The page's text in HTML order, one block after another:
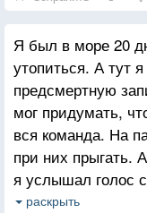
Я был в море 20
утопиться. А тут
предсмертную
мог придумать,
вся команда. На
при них прыгать.
я услышал голос
мне познавать
раскрыть